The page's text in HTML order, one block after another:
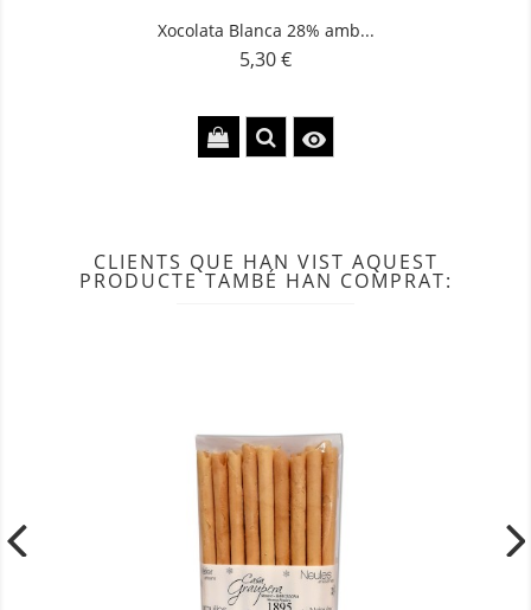
Xocolata Blanca 28% amb...
Preu
5,30 €

CLIENTS QUE HAN VIST AQUEST
PRODUCTE TAMBÉ HAN COMPRAT: